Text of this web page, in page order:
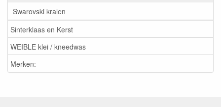
Swarovski kralen
Sinterklaas en Kerst
WEIBLE klei / kneedwas
Merken: